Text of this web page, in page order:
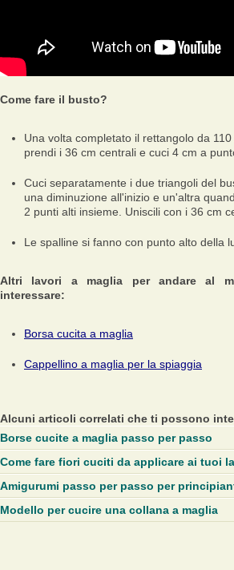
Come fare il busto?
Una volta completato il rettangolo da 110
prendi i 36 cm centrali e cuci 4 cm a
Cuci separatamente i due triangoli del
una diminuzione all'inizio e un'altra
2 punti alti insieme. Uniscili con i 36 cm
Le spalline si fanno con punto alto della
Altri lavori a maglia per andare al
interessare:
Borsa cucita a maglia
Cappellino a maglia per la spiaggia
Alcuni articoli correlati che ti possono
Borse cucite a maglia passo per passo
Come fare fiori cuciti da applicare ai tuoi
Amigurumi passo per passo per
Modello per cucire una collana a maglia